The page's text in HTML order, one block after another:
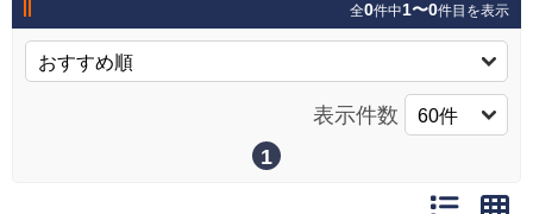
新規登録キャンペーン
商品ステータスで絞る
キャンペーン
全0件中1〜0件目を表示
表示件数
1